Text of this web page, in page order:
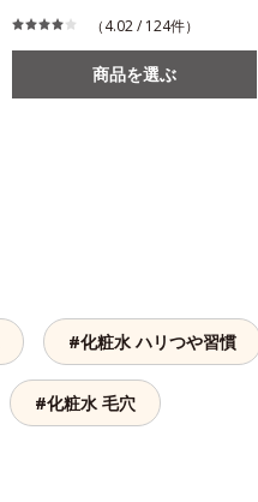
（4.02 / 124件）
商品を選ぶ
#化粧水 ハリつや習慣
#化粧水 毛穴